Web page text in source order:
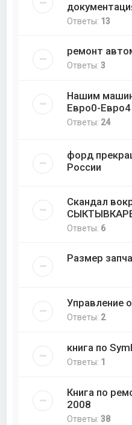
Ответы: 13
ремонт
Ответы:3
Нашим
Евро0-Евро4
Ответы: 24
форд
России
Скандал
Ответы: 6
Размер
Управление
Ответы: 2
книга по
Ответы: 1
Книга по
2008
Ответы:38